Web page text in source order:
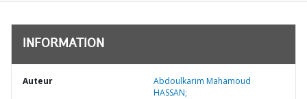
INFORMATION
Auteur
Abdoulkarim Mahamoud
HASSAN;